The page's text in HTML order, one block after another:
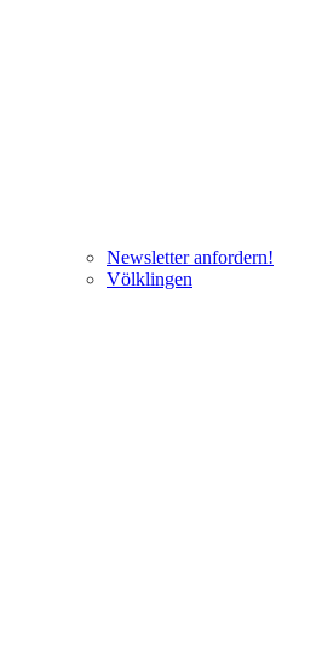
Newsletter anfordern!
Völklingen